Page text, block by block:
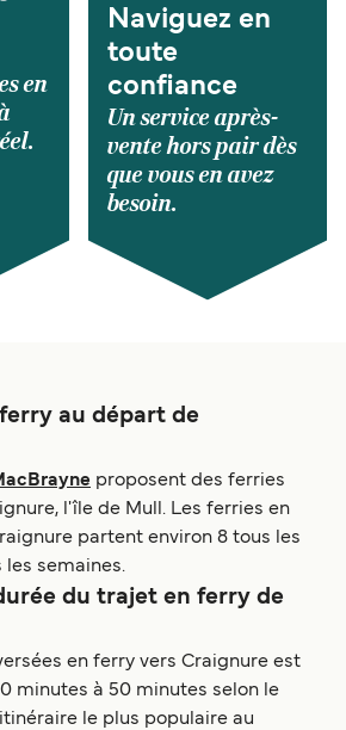
en
Naviguez en
toute
confiance
Un service après-
vente hors pair dès
que vous en avez
besoin.
au départ de
proposent des ferries
l'île de Mull. Les ferries en
partent environ 8 tous les
les semaines.
du trajet en ferry de
en ferry vers Craignure est
minutes à 50 minutes selon le
le plus populaire au